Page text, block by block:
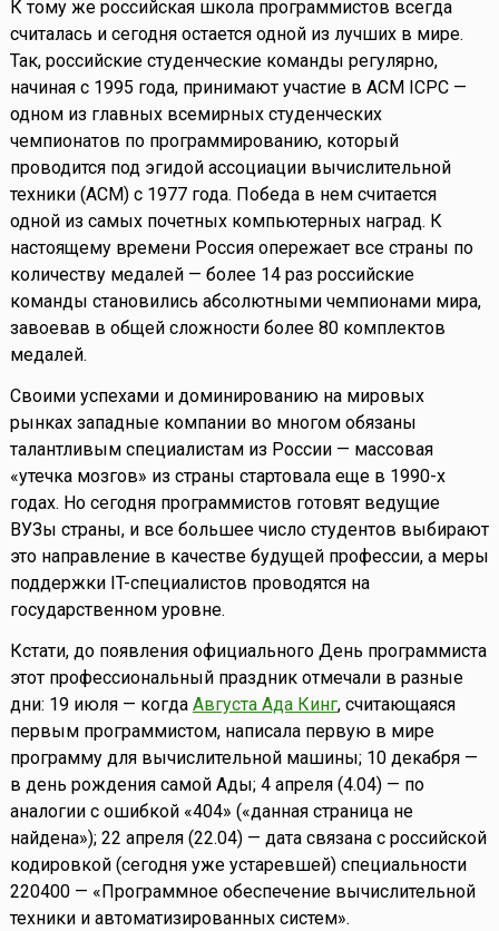
К тому же российская школа программистов всегда
считалась и сегодня остается одной из лучших в мире.
Так, российские студенческие команды регулярно,
начиная с 1995 года, принимают участие в ACM ICPC —
одном из главных всемирных студенческих
чемпионатов по программированию, который
проводится под эгидой ассоциации вычислительной
техники (ACM) с 1977 года. Победа в нем считается
одной из самых почетных компьютерных наград. К
настоящему времени Россия опережает все страны по
количеству медалей — более 14 раз российские
команды становились абсолютными чемпионами мира,
завоевав в общей сложности более 80 комплектов
медалей.
Своими успехами и доминированию на мировых
рынках западные компании во многом обязаны
талантливым специалистам из России — массовая
«утечка мозгов» из страны стартовала еще в 1990-х
годах. Но сегодня программистов готовят ведущие
ВУЗы страны, и все большее число студентов выбирают
это направление в качестве будущей профессии, а меры
поддержки IT-специалистов проводятся на
государственном уровне.
Кстати, до появления официального День программиста
этот профессиональный праздник отмечали в разные
дни: 19 июля — когда Августа Ада Кинг, считающаяся
первым программистом, написала первую в мире
программу для вычислительной машины; 10 декабря —
в день рождения самой Ады; 4 апреля (4.04) — по
аналогии с ошибкой «404» («данная страница не
найдена»); 22 апреля (22.04) — дата связана с российской
кодировкой (сегодня уже устаревшей) специальности
220400 — «Программное обеспечение вычислительной
техники и автоматизированных систем».